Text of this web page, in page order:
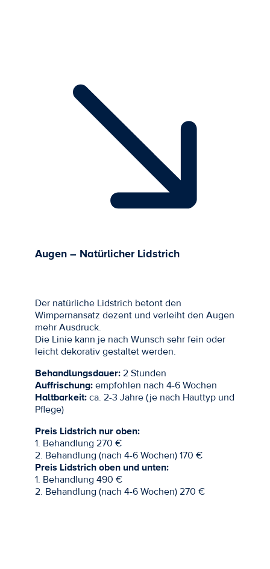
Augen – Natürlicher Lidstrich
Der natürliche Lidstrich betont den
Wimpernansatz dezent und verleiht den Augen
mehr Ausdruck.
Die Linie kann je nach Wunsch sehr fein oder
leicht dekorativ gestaltet werden.
Behandlungsdauer: 2 Stunden
Auffrischung: empfohlen nach 4-6 Wochen
Haltbarkeit: ca. 2-3 Jahre (je nach Hauttyp und
Pflege)
Preis Lidstrich nur oben:
1. Behandlung 270 €
2. Behandlung (nach 4-6 Wochen) 170 €
Preis Lidstrich oben und unten:
1. Behandlung 490 €
2. Behandlung (nach 4-6 Wochen) 270 €